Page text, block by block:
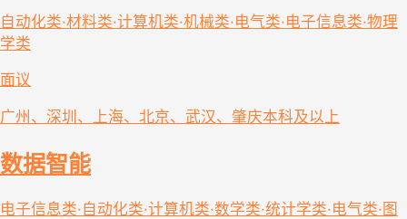
自动化类·材料类·计算机类·机械类·电气类·电子信息类·物理
学类
面议
广州、深圳、上海、北京、武汉、肇庆本科及以上
数据智能
电子信息类·自动化类·计算机类·数学类·统计学类·电气类·图